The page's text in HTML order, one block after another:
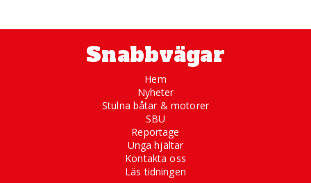
Snabbvägar
Hem
Nyheter
Stulna båtar & motorer
SBU
Reportage
Unga hjältar
Kontakta oss
Läs tidningen